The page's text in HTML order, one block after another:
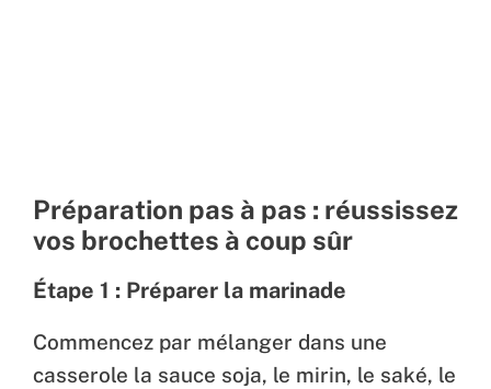
Préparation pas à pas : réussissez
vos brochettes à coup sûr
Étape 1 : Préparer la marinade
Commencez par mélanger dans une
casserole la sauce soja, le mirin, le saké, le